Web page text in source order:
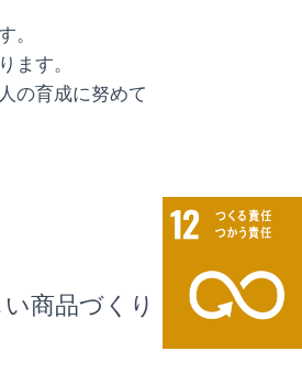
。
ます。
の育成に努めて
商品づくり